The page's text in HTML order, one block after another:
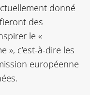
donné
des
le «
», c’est-à-dire les
européenne